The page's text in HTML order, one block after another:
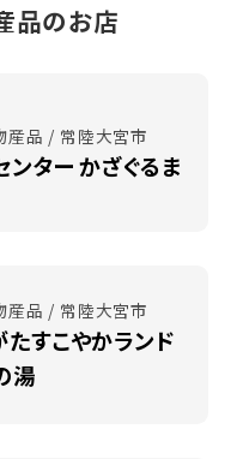
品のお店
産品 / 常陸大宮市
ンター かざぐるま
産品 / 常陸大宮市
たすこやかランド
湯